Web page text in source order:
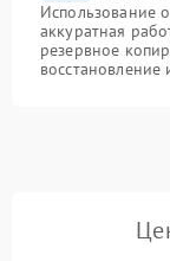
Использование
аккуратная
резервное